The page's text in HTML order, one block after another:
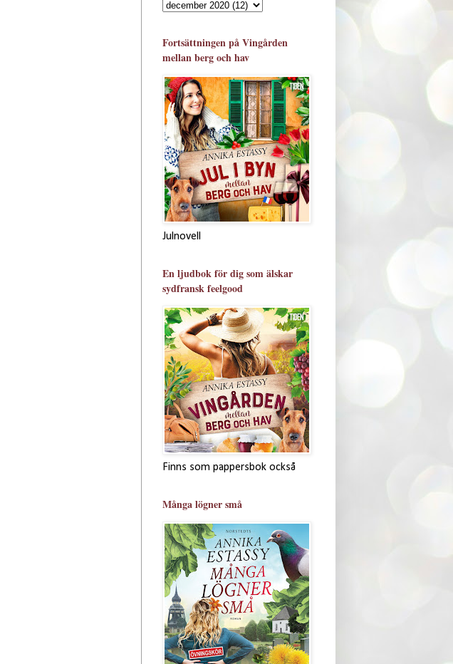
Fortsättningen på Vingården
mellan berg och hav
Julnovell
En ljudbok för dig som älskar
sydfransk feelgood
Finns som pappersbok också
Många lögner små